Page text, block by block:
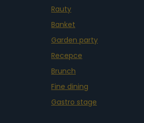
Rauty
Banket
Garden party
Recepce
Brunch
Fine dining
Gastro stage